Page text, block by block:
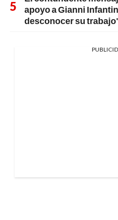
apoyo a Gianni
desconocer su